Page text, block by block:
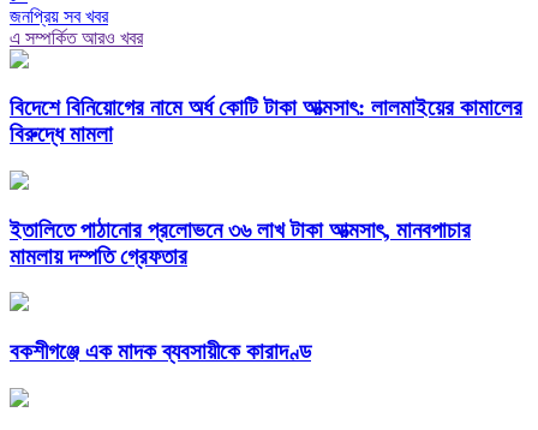
জনপ্রিয় সব খবর
এ সম্পর্কিত আরও খবর
বিদেশে বিনিয়োগের নামে অর্ধ কোটি টাকা আত্মসাৎ: লালমাইয়ের কামালের
বিরুদ্ধে মামলা
ইতালিতে পাঠানোর প্রলোভনে ৩৬ লাখ টাকা আত্মসাৎ, মানবপাচার
মামলায় দম্পতি গ্রেফতার
বকশীগঞ্জে এক মাদক ব্যবসায়ীকে কারাদণ্ড